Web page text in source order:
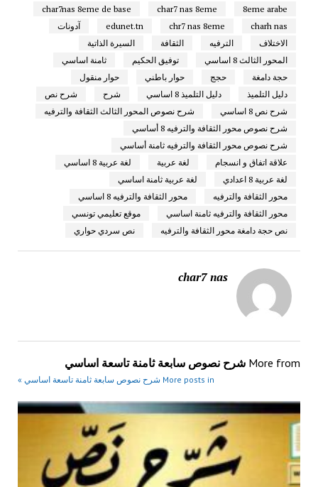
8eme arabe
char7 nas 8eme
char7nas 8eme de base
charh nas
chr7 nas 8eme
edunet.tn
آدونات
الاختلاف
الترفيه الثقافة
السيرة الذاتية
المحور الثالث 8 اساسي
توفيق الحكيم
ثامنة اساسي
حجة دامغة
حجج حوار باطني
حوار منقول
دليل التلميذ
دليل التلميذ 8 اساسي شرح
شرح نص
شرح نص 8 اساسي
شرح نصوص المحور الثالث الثقافة والترفيه
شرح نصوص محور الثقافة والترفيه 8 أساسي
شرح نصوص محور الثقافة والترفيه ثامنة أساسي
علاقة اتفاق و انسجام
لغة عربية
لغة عربية 8 اساسي
لغة عربية 8 اعدادي
لغة عربية ثامنة اساسي
محور الثقافة والترفيه
محور الثقافة والترفيه 8 اساسي
محور الثقافة والترفيه ثامنة اساسي
موقع تعليمي تونسي
نص حجة دامغة محور الثقافة والترفيه
نص سردي حواري
char7 nas
More from شرح نصوص سابعة ثامنة تاسعة اساسي
More posts in شرح نصوص سابعة ثامنة تاسعة اساسي »